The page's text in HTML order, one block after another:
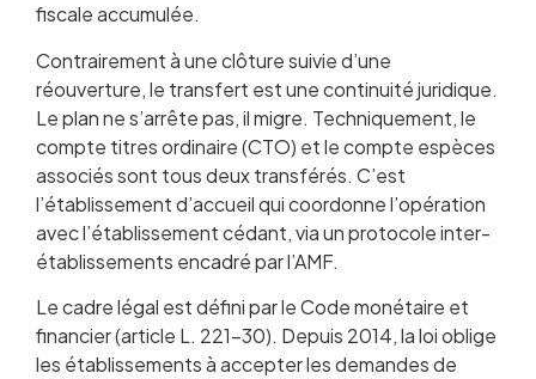
fiscale accumulée.
Contrairement à une clôture suivie d’une
réouverture, le transfert est une continuité juridique.
Le plan ne s’arrête pas, il migre. Techniquement, le
compte titres ordinaire (CTO) et le compte espèces
associés sont tous deux transférés. C’est
l’établissement d’accueil qui coordonne l’opération
avec l’établissement cédant, via un protocole inter-
établissements encadré par l’AMF.
Le cadre légal est défini par le Code monétaire et
financier (article L. 221-30). Depuis 2014, la loi oblige
les établissements à accepter les demandes de